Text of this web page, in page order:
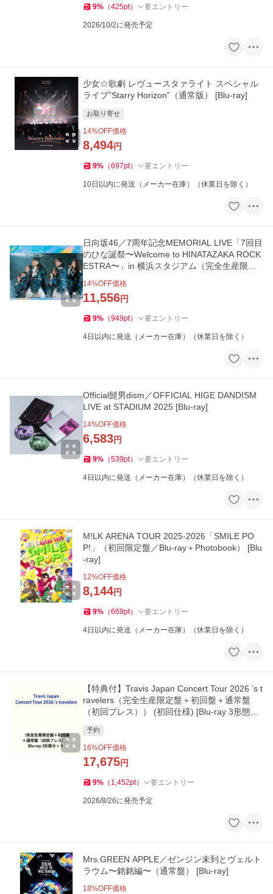
9% （425pt） 要エントリー
2026/10/2に発売予定
少女☆歌劇 レヴュースタァライト スペシャル
ライブ”Starry Horizon”（通常版） [Blu-ray]
お取り寄せ
14%OFF価格
8,494円
9% （697pt） 要エントリー
10日以内に発送（メーカー在庫）（休業日を除く）
日向坂46／7周年記念MEMORIAL LIVE「7回目
のひな誕祭〜Welcome to HINATAZAKA ROCK
ESTRA〜」in 横浜スタジアム（完全生産限定
14%OFF価格
11,556円
9% （949pt） 要エントリー
4日以内に発送（メーカー在庫）（休業日を除く）
Official髭男dism／OFFICIAL HIGE DANDISM
LIVE at STADIUM 2025 [Blu-ray]
14%OFF価格
6,583円
9% （539pt） 要エントリー
4日以内に発送（メーカー在庫）（休業日を除く）
M!LK ARENA TOUR 2025-2026「SMILE PO
P!」（初回限定盤／Blu-ray＋Photobook） [Blu
-ray]
12%OFF価格
8,144円
9% （669pt） 要エントリー
4日以内に発送（メーカー在庫）（休業日を除く）
【特典付】Travis Japan Concert Tour 2026 ’s t
ravelers（完全生産限定盤＋初回盤＋通常盤
（初回プレス）） (初回仕様) [Blu-ray 3形態セ
予約
16%OFF価格
17,675円
9% （ 1,452pt） 要エントリー
2026/8/26に発売予定
Mrs.GREEN APPLE／ゼンジン未到とヴェルト
ラウム〜銘銘編〜（通常盤） [Blu-ray]
18%OFF価格